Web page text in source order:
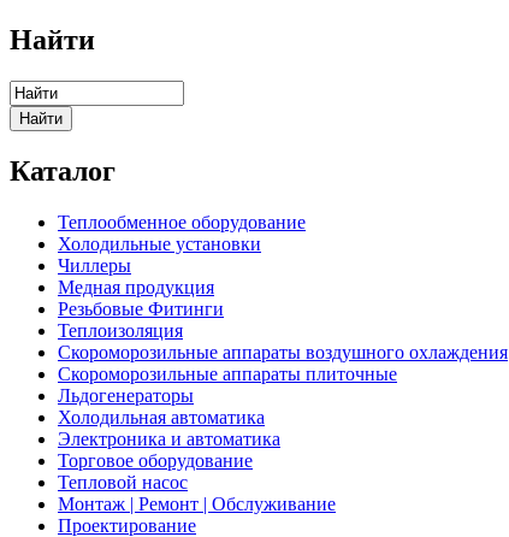
Найти
Каталог
Теплообменное оборудование
Холодильные установки
Чиллеры
Медная продукция
Резьбовые Фитинги
Теплоизоляция
Скороморозильные аппараты воздушного охлаждения
Скороморозильные аппараты плиточные
Льдогенераторы
Холодильная автоматика
Электроника и автоматика
Торговое оборудование
Тепловой насос
Монтаж | Ремонт | Обслуживание
Проектирование